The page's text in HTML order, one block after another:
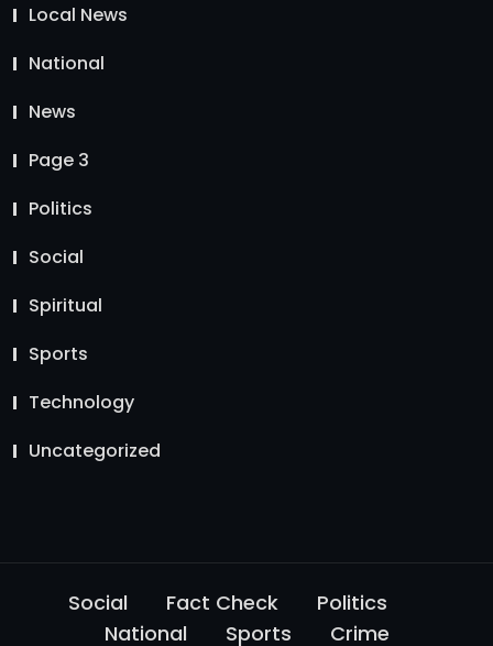
Local News
National
News
Page 3
Politics
Social
Spiritual
Sports
Technology
Uncategorized
Social Fact Check
Politics
National
Sports Crime